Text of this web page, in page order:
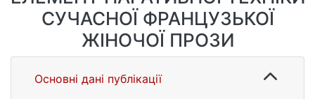
СУЧАСНОЇ ФРАНЦУЗЬКОЇ
ЖІНОЧОЇ ПРОЗИ
Основні дані публікації